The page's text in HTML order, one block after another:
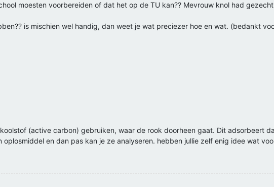
moesten voorbereiden of dat het op de TU kan?? Mevrouw knol had
is mischien wel handig, dan weet je wat preciezer hoe en wat. (bedankt
(active carbon) gebruiken, waar de rook doorheen gaat. Dit adsorbeert
oplosmiddel en dan pas kan je ze analyseren. hebben jullie zelf enig idee wat